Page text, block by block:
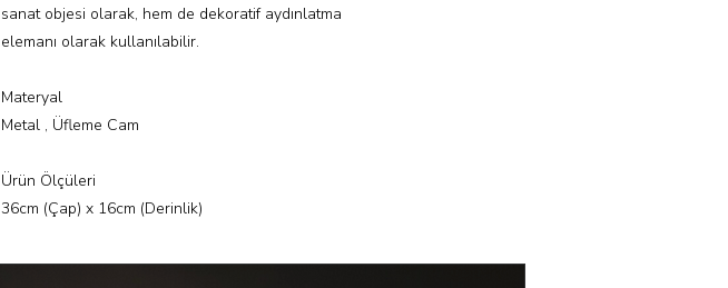
sanat objesi olarak, hem de dekoratif aydınlatma
elemanı olarak kullanılabilir.
Materyal
Metal , Üfleme Cam
Ürün Ölçüleri
36cm (Çap) x 16cm (Derinlik)